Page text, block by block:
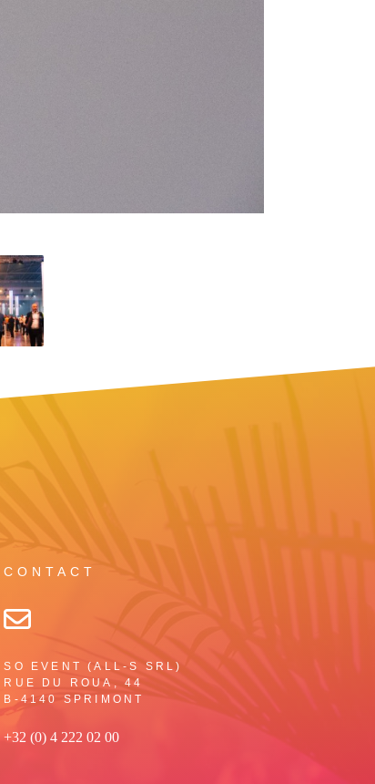
CONTACT
SO EVENT (ALL-S SRL)
RUE DU ROUA, 44
B-4140 SPRIMONT
+32 (0) 4 222 02 00